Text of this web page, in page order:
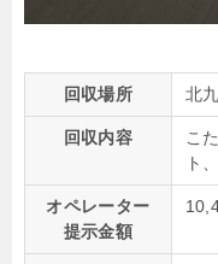
回収場所 北
回収内容
こ
ト
オペレーター
提示金額